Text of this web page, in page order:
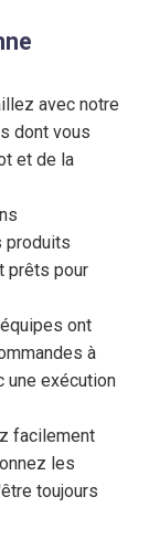
avec notre
dont vous
et de la
produits
prêts pour
ont
à
une exécution
facilement
les
toujours